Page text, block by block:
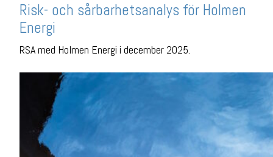
Risk- och sårbarhetsanalys för Holmen
Energi
RSA med Holmen Energi i december 2025.